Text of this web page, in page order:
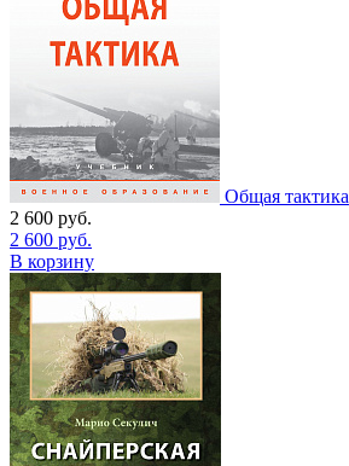
Общая тактика
2 600 руб.
2 600 руб.
В корзину